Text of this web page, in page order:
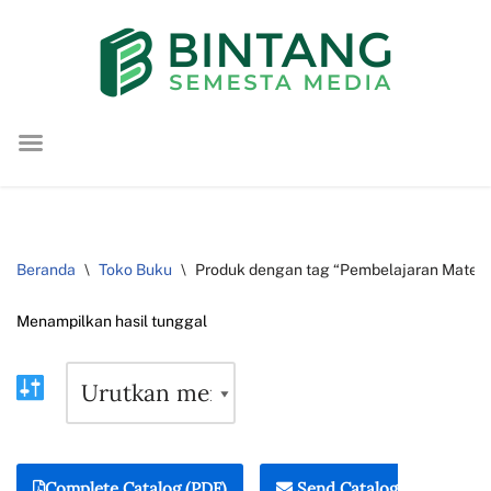
konten
Beranda \ Toko Buku \ Produk dengan tag “Pembelajaran
Menampilkan hasil tunggal